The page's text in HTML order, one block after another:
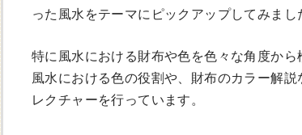
った風水をテーマにピックアップしてみまし
特に風水における財布や色を色々な角度から
風水における色の役割や、財布のカラー解
レクチャーを行っています。